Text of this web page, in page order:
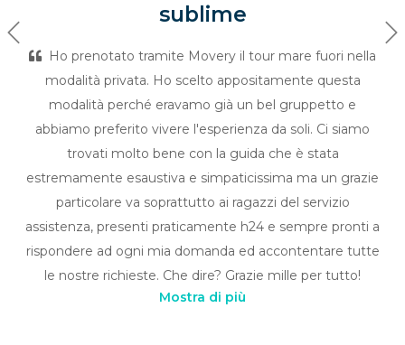
sublime
Ho prenotato tramite Movery il tour mare fuori nella
modalità privata. Ho scelto appositamente questa
modalità perché eravamo già un bel gruppetto e
abbiamo preferito vivere l'esperienza da soli. Ci siamo
trovati molto bene con la guida che è stata
estremamente esaustiva e simpaticissima ma un grazie
particolare va soprattutto ai ragazzi del servizio
assistenza, presenti praticamente h24 e sempre pronti a
rispondere ad ogni mia domanda ed accontentare tutte
le nostre richieste. Che dire? Grazie mille per tutto!
Previous
Mostra di più